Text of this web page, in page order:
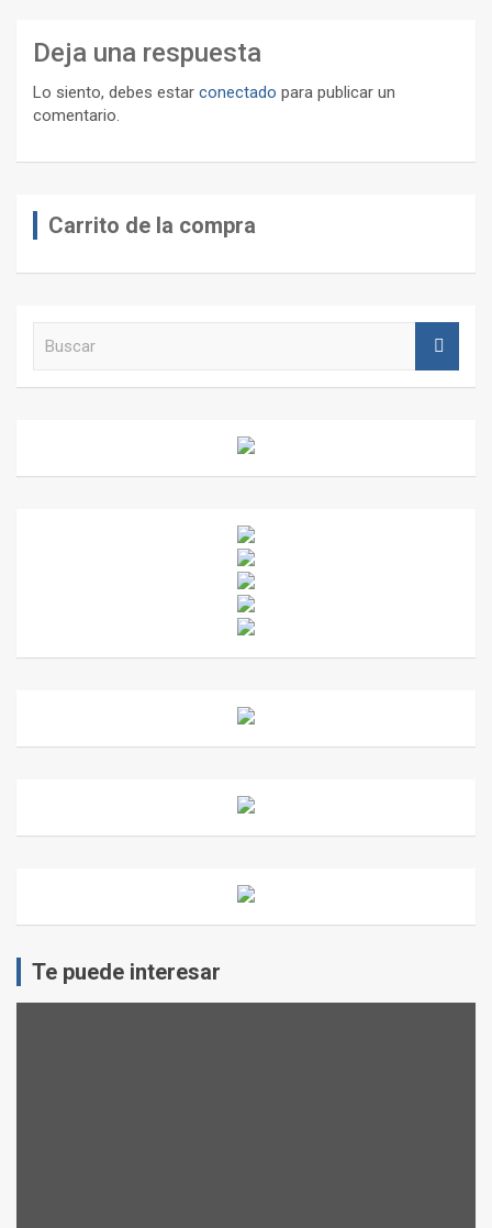
Deja una respuesta
Lo siento, debes estar conectado para publicar un
comentario.
Carrito de la compra
Te puede interesar